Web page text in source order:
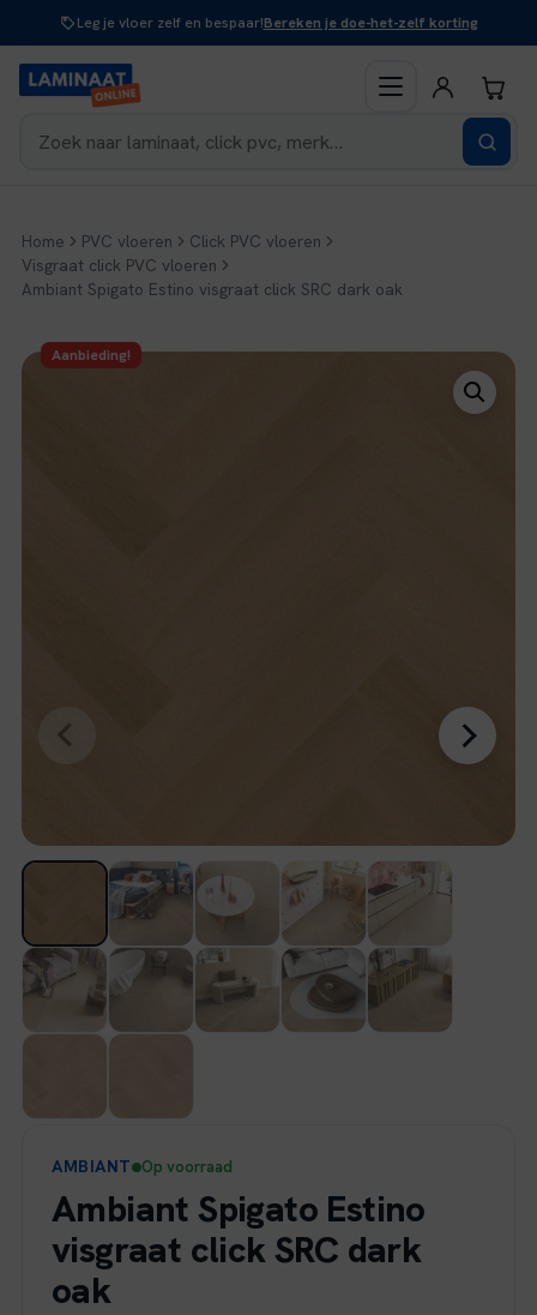
inhoud
Leg je vloer zelf en bespaar!Bereken je doe-het-zelf korting
Home PVC vloeren
Click PVC vloeren
Visgraat click PVC vloeren
Ambiant Spigato Estino visgraat click SRC dark oak
Aanbieding!
AMBIANT Op voorraad
Ambiant Spigato Estino
visgraat click SRC dark
oak